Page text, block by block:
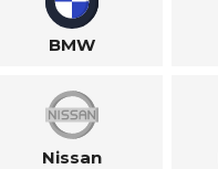
BMW
Nissan